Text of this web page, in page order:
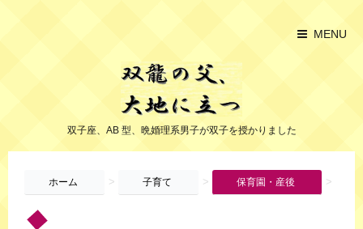
MENU
双子座、AB 型、晩婚理系男子が双子を授かりました
ホーム > 子育て > 保育園・産後 >